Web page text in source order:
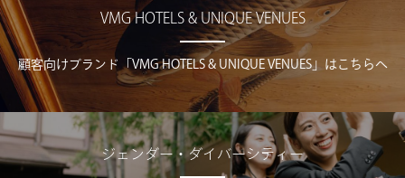
VMG HOTELS & UNIQUE VENUES
顧客向けブランド「VMG HOTELS & UNIQUE VENUES」はこちらへ
ジェンダー・ダイバーシティー